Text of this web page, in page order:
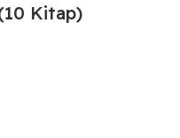
Kitap)